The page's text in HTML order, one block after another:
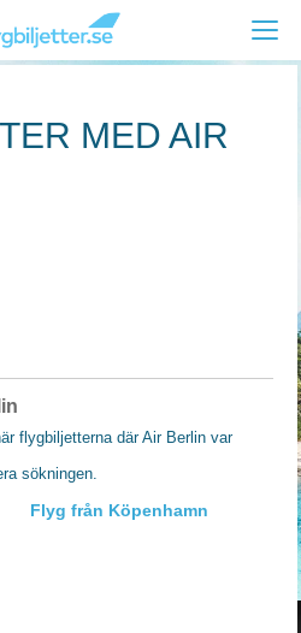
MED AIR
flygbiljetterna där Air Berlin var
sökningen.
Flyg från Köpenhamn